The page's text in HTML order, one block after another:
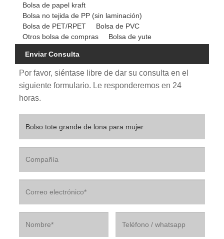
Bolsa de papel kraft
Bolsa no tejida de PP (sin laminación)
Bolsa de PET/RPET
Bolsa de PVC
Otros bolsa de compras
Bolsa de yute
Enviar Consulta
Por favor, siéntase libre de dar su consulta en el
siguiente formulario. Le responderemos en 24
horas.